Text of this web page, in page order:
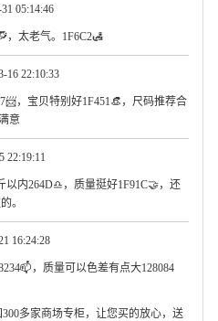
05:14:46
，太老气。1F6C2🛃
22:10:33
，宝贝特别好1F451👒，尺码推荐合
意
22:19:11
内264D♎，质量挺好1F91C🤝，还
。
16:24:28
，质量可以色差有点大128084
多家商场专柜，让您买的放心，送